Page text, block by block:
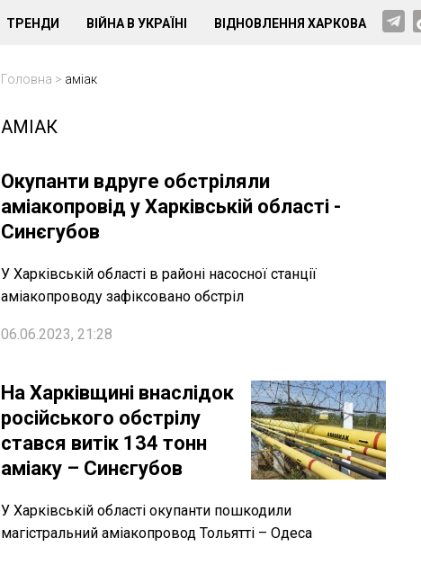
ТРЕНДИ ВІЙНА В УКРАЇНІ ВІДНОВЛЕННЯ ХАРКОВА
Головна > аміак
АМІАК
Окупанти вдруге обстріляли
аміакопровід у Харківській області -
Синєгубов
У Харківській області в районі насосної станції
аміакопроводу зафіксовано обстріл
06.06.2023, 21:28
На Харківщині внаслідок
російського обстрілу
стався витік 134 тонн
аміаку – Синєгубов
У Харківській області окупанти пошкодили
магістральний аміакопровод Тольятті – Одеса